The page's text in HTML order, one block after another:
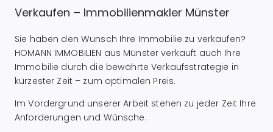
Verkaufen – Immobilienmakler Münster
Sie haben den Wunsch Ihre Immobilie zu verkaufen?
HOMANN IMMOBILIEN aus Münster verkauft auch Ihre
Immobilie durch die bewährte Verkaufsstrategie in
kürzester Zeit – zum optimalen Preis.
Im Vordergrund unserer Arbeit stehen zu jeder Zeit Ihre
Anforderungen und Wünsche.